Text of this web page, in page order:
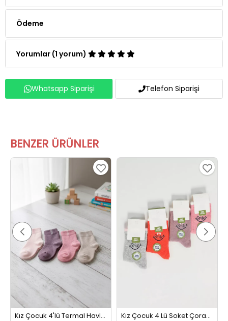
Ödeme
Yorumlar (1 yorum)
Whatsapp Siparişi Telefon Siparişi
BENZER ÜRÜNLER
Kız Çocuk 4'lü Termal Havlu Çorap (renkler Farklı Gelebilir) Renkli Kız Çocuk 4 Lü Soket Çorap (renkler Farklı Gelebilir) Renkli